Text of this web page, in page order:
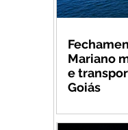
Mariano
e
Goiás